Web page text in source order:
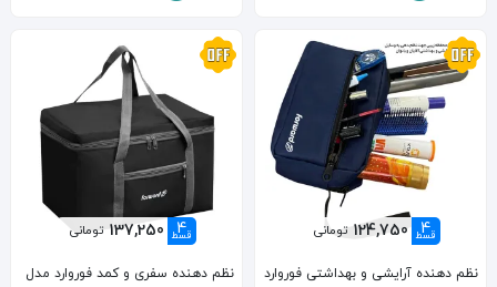
4
قسط 124,750 تومانی
نظم دهنده آرایشی و بهداشتی فوروارد
4
قسط 137,250 تومانی
نظم دهنده سفری و کمد فوروارد مدل